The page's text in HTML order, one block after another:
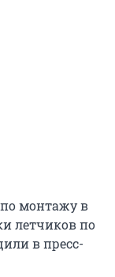
монтажу в
летчиков по
в пресс-